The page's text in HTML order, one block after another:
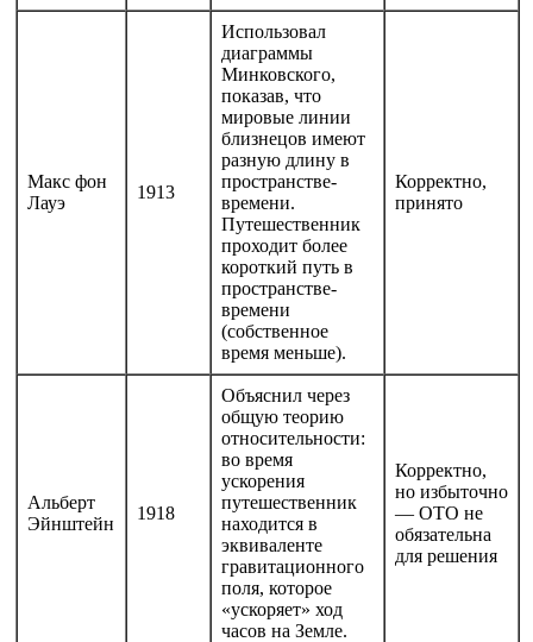
Макс фон
Лауэ
1913
Использовал
диаграммы
Минковского,
показав, что
мировые линии
близнецов имеют
разную длину в
пространстве-
времени.
Путешественник
проходит более
короткий путь в
пространстве-
времени
(собственное
время меньше).
Корректно,
принято
Альберт
Эйнштейн
1918
Объяснил через
общую теорию
относительности:
во время
ускорения
путешественник
находится в
эквиваленте
гравитационного
поля, которое
«ускоряет» ход
часов на Земле.
Корректно,
но избыточно
— ОТО не
обязательна
для решения